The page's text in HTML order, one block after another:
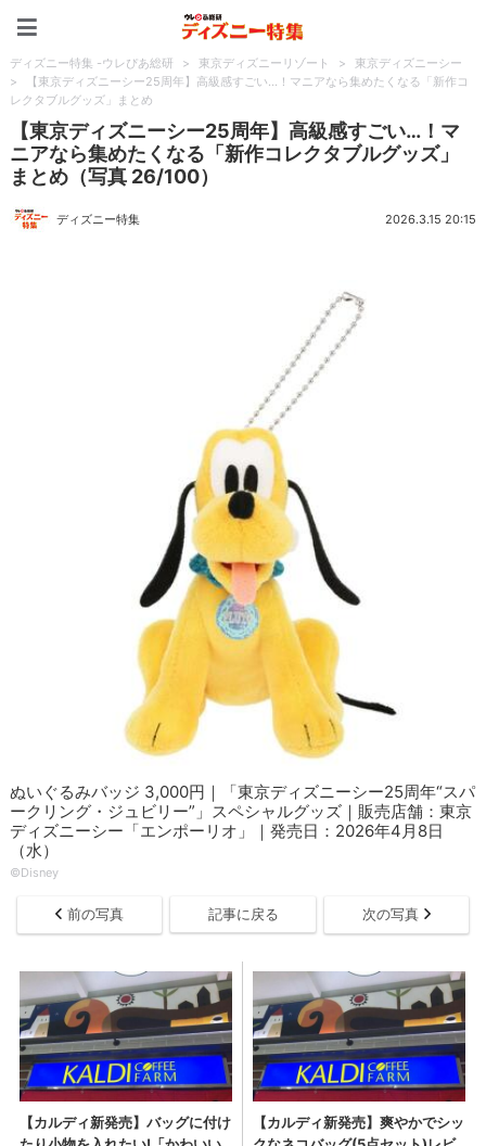
ディズニー特集 -ウレぴあ総研 > 東京ディズニーリゾート >
東京ディズニーシー
>
【東京ディズニーシー25周年】高級感すごい…！マニアなら集めたくなる「新作コ
レクタブルグッズ」まとめ
【東京ディズニーシー25周年】高級感すごい…！マ
ニアなら集めたくなる「新作コレクタブルグッズ」
まとめ（写真 26/100）
ディズニー特集 2026.3.15 20:15
ぬいぐるみバッジ 3,000円｜「東京ディズニーシー25周年“スパ
ークリング・ジュビリー”」スペシャルグッズ｜販売店舗：東京
ディズニーシー「エンポーリオ」｜発売日：2026年4月8日
（水）
©Disney
前の写真 記事に戻る 次の写真